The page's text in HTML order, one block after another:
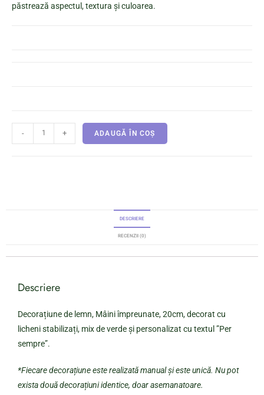
păstrează aspectul, textura și culoarea.
- + ADAUGĂ ÎN COȘ
DESCRIERE
RECENZII (0)
Descriere
Decorațiune de lemn, Mâini împreunate, 20cm, decorat cu
licheni stabilizați, mix de verde și personalizat cu textul ”Per
sempre”.
*Fiecare decorațiune este realizată manual și este unică. Nu pot
exista două decorațiuni identice, doar asemanatoare.